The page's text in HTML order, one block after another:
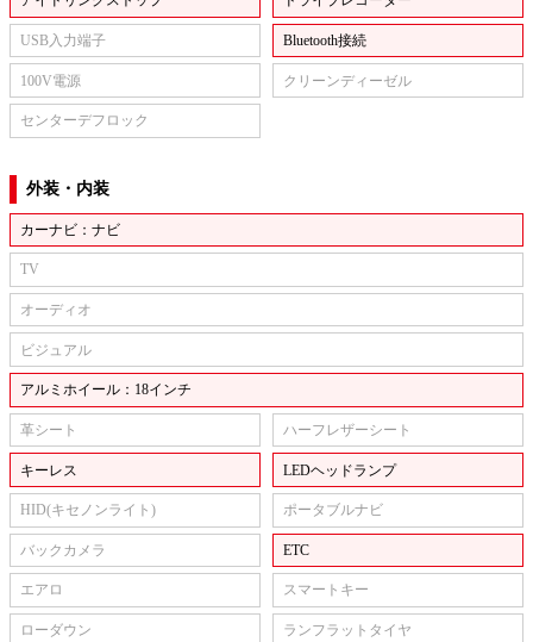
USB入力端子 Bluetooth接続
100V電源 クリーンディーゼル
センターデフロック
外装・内装
カーナビ：ナビ
TV
オーディオ
ビジュアル
アルミホイール：18インチ
革シート ハーフレザーシート
キーレス LEDヘッドランプ
HID(キセノンライト) ポータブルナビ
バックカメラ ETC
エアロ スマートキー
ローダウン ランフラットタイヤ